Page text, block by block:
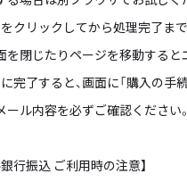
をクリックしてから処理完了ま
を閉じたりページを移動する
完了すると、画面に「購入の
ール内容を必ずご確認ください。
行振込 ご利用時の注意】